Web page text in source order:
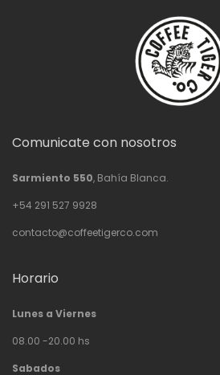
Comunicate con nosotros
Sarmiento 550, Bahía Blanca.
+54 291 527 9928
contacto@coffeetigerco.com
Horario
Lunes a Viernes
08.00 -20.00 hs
Sabados